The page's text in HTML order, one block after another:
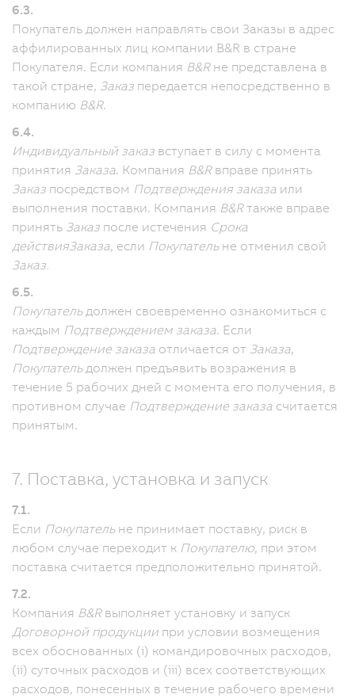
6.3.
Покупатель должен направлять свои Заказы в адрес
аффилированных лиц компании B&R в стране
Покупателя. Если компания B&Rне представлена в
такой стране, Заказ передается непосредственно в
компанию B&R.
6.4.
Индивидуальный заказ вступает в силу с момента
принятия Заказа. Компания B&Rвправе принять
Заказ посредством Подтверждения заказа или
выполнения поставки. Компания B&Rтакже вправе
принять Заказ после истечения Срока
действияЗаказа, если Покупательне отменил свой
Заказ.
6.5.
Покупательдолжен своевременно ознакомиться с
каждым Подтверждением заказа. Если
Подтверждение заказа отличается от Заказа,
Покупательдолжен предъявить возражения в
течение 5 рабочих дней с момента его получения, в
противном случае Подтверждение заказа считается
принятым.
7. Поставка, установка и запуск
7.1.
Если Покупательне принимает поставку, риск в
любом случае переходит к Покупателю, при этом
поставка считается предположительно принятой.
7.2.
Компания B&Rвыполняет установку и запуск
Договорной продукции при условии возмещения
всех обоснованных (i) командировочных расходов,
(ii) суточных расходов и (iii) всех соответствующих
расходов, понесенных в течение рабочего времени